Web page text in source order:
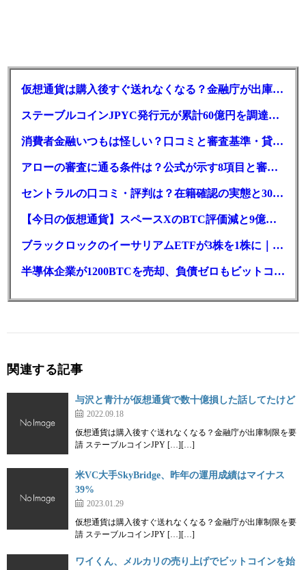
仮想通貨は購入後すぐ送れなくなる？金融庁が出庫制限を要請
ステーブルコインJPYC発行元が累計60億円を調達、物流大手も出資参画
消費者金融いつもは怪しい？口コミと審査基準・貸付条件を調査
アローの審査に通る条件は？公式が示す8項目と審査時間
セントラルの口コミ・評判は？在籍確認の実態と30日金利0円の落とし穴
【今日の仮想通貨】スペースXのBTC評価減と9億株の解禁。208億円相当のBTCが盗難
ブラックロックのイーサリアムETFが3株を1株に｜年初来37%安
半導体企業が1200BTCを売却、負債ゼロもビットコイン戦略は後退
関連する記事
与沢と青汁が仮想通貨で数十億損した話してたけど
2022.09.18
仮想通貨は購入後すぐ送れなくなる？金融庁が出庫制限を要
請 ステーブルコインJPY […][…]
米VC大手SkyBridge、昨年の運用成績はマイナス
39%
2023.01.29
仮想通貨は購入後すぐ送れなくなる？金融庁が出庫制限を要
請 ステーブルコインJPY […][…]
ワイくん、メルカリの売り上げでビットコインを始